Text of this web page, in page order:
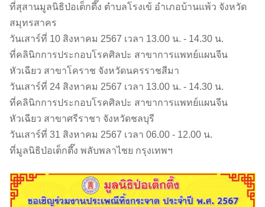
ที่สุสานมูลนิธิป่อเต็กตึ๊ง ตำบลโรงเข้ อำเภอบ้านแพ้ว จังหวัด
สมุทรสาคร
วันเสาร์ที่ 10 สิงหาคม 2567 เวลา 13.00 น. - 14.30 น.
ที่คลินิกการประกอบโรคศิลปะ สาขาการแพทย์แผนจีน
หัวเฉียว สาขาโคราช จังหวัดนครราชสีมา
วันเสาร์ที่ 24 สิงหาคม 2567 เวลา 13.00 น. - 14.30 น.
ที่คลินิกการประกอบโรคศิลปะ สาขาการแพทย์แผนจีน
หัวเฉียว สาขาศรีราชา จังหวัดชลบุรี
วันเสาร์ที่ 31 สิงหาคม 2567 เวลา 06.00 - 12.00 น.
ที่มูลนิธิป่อเต็กตึ๊ง พลับพลาไชย กรุงเทพฯ